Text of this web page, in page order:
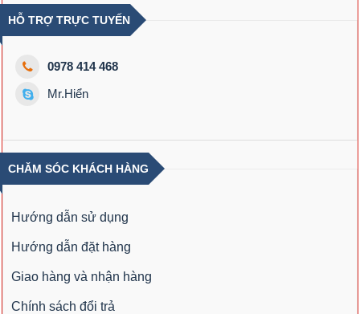
HỖ TRỢ TRỰC TUYẾN
0978 414 468
Mr.Hiển
CHĂM SÓC KHÁCH HÀNG
Hướng dẫn sử dụng
Hướng dẫn đặt hàng
Giao hàng và nhận hàng
Chính sách đổi trả